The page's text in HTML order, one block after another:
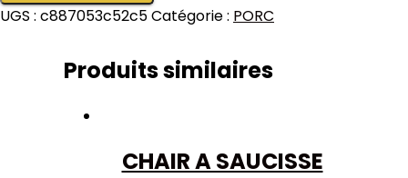
UGS : c887053c52c5Catégorie : PORC
Produits similaires
CHAIR A SAUCISSE